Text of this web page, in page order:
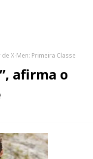
X-Men: Primeira Classe
afirma o